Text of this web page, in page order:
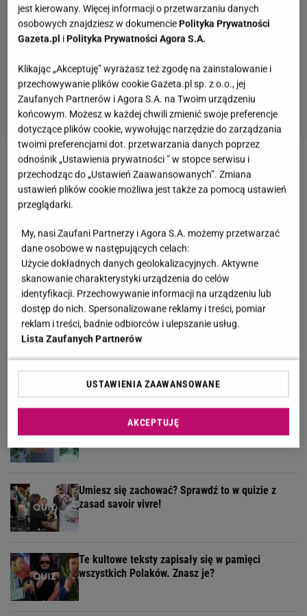
Ten quiz wiedzy ogólnej odsieje inteligentnych i
oczytanych od reszty
kuchni, by zdobyć 9/9
Quiz czytelniczy. Te tytuły powinien znać każdy
wykształcony człowiek!
Quiz o "Seksmisji". Sprawdź, jak dobrze
pamiętasz ten kultowy film
Umiesz się zachować? Sprawdź to w quizie z
zasad savoir vivre!
Te kultowe teksty zapisały się w pamięci
wszystkich Polaków. Znasz je?
jest kierowany. Więcej informacji o przetwarzaniu danych
osobowych znajdziesz w dokumenciePolityka Prywatności
Gazeta.pl iPolityka Prywatności Agora S.A.
Klikając „Akceptuję” wyrażasz też zgodę na zainstalowanie i
przechowywanie plików cookie Gazeta.pl sp. z o.o., jej
Zaufanych Partnerów i Agora S.A. na Twoim urządzeniu
końcowym. Możesz w każdej chwili zmienić swoje preferencje
dotyczące plików cookie, wywołując narzędzie do zarządzania
twoimi preferencjami dot. przetwarzania danych poprzez
odnośnik „Ustawienia prywatności ” w stopce serwisu i
przechodząc do „Ustawień Zaawansowanych”. Zmiana
ustawień plików cookie możliwa jest także za pomocą ustawień
przeglądarki.
My, nasi Zaufani Partnerzy i Agora S.A. możemy przetwarzać
dane osobowe w następujących celach:
Użycie dokładnych danych geolokalizacyjnych. Aktywne
skanowanie charakterystyki urządzenia do celów
identyfikacji. Przechowywanie informacji na urządzeniu lub
dostęp do nich. Spersonalizowane reklamy i treści, pomiar
reklam i treści, badnie odbiorców i ulepszanie usług.
Lista Zaufanych Partnerów
USTAWIENIA ZAAWANSOWANE
AKCEPTUJĘ